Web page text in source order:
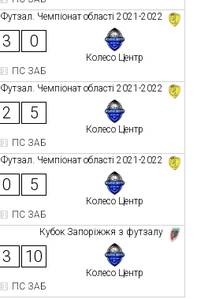
Футзал. Чемпіонат області 2021-2022
3 0
Колесо Центр
ПС ЗАБ
Футзал. Чемпіонат області 2021-2022
2 5
Колесо Центр
ПС ЗАБ
Футзал. Чемпіонат області 2021-2022
0 5
Колесо Центр
ПС ЗАБ
Кубок Запоріжжя з футзалу
3 10
Колесо Центр
ПС ЗАБ